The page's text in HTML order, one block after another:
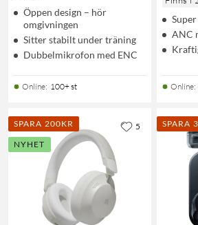
Öppen design – hör
omgivningen
Sitter stabilt under träning
Dubbelmikrofon med ENC
Online: 100+ st
ANC
Online:
SPARA 200KR
NYHET
5 SPARA